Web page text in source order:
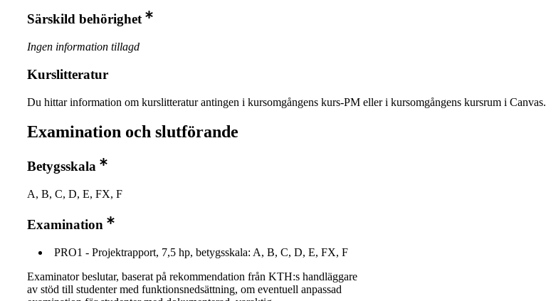
Särskild behörighet
Ingen information tillagd
Kurslitteratur
Du hittar information om kurslitteratur antingen i kursomgångens kurs-PM eller i kursomgångens kursrum i Canvas.
Examination och slutförande
Betygsskala
A, B, C, D, E, FX, F
Examination
PRO1 - Projektrapport, 7,5 hp, betygsskala: A, B, C, D, E, FX, F
Examinator beslutar, baserat på rekommendation från KTH:s handläggare
av stöd till studenter med funktionsnedsättning, om eventuell anpassad